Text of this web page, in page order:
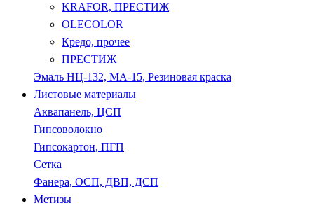
KRAFOR, ПРЕСТИЖ
OLECOLOR
Кредо, прочее
ПРЕСТИЖ
Эмаль НЦ-132, МА-15, Резиновая краска
Листовые материалы
Аквапанель, ЦСП
Гипсоволокно
Гипсокартон, ПГП
Сетка
Фанера, ОСП, ДВП, ДСП
Метизы